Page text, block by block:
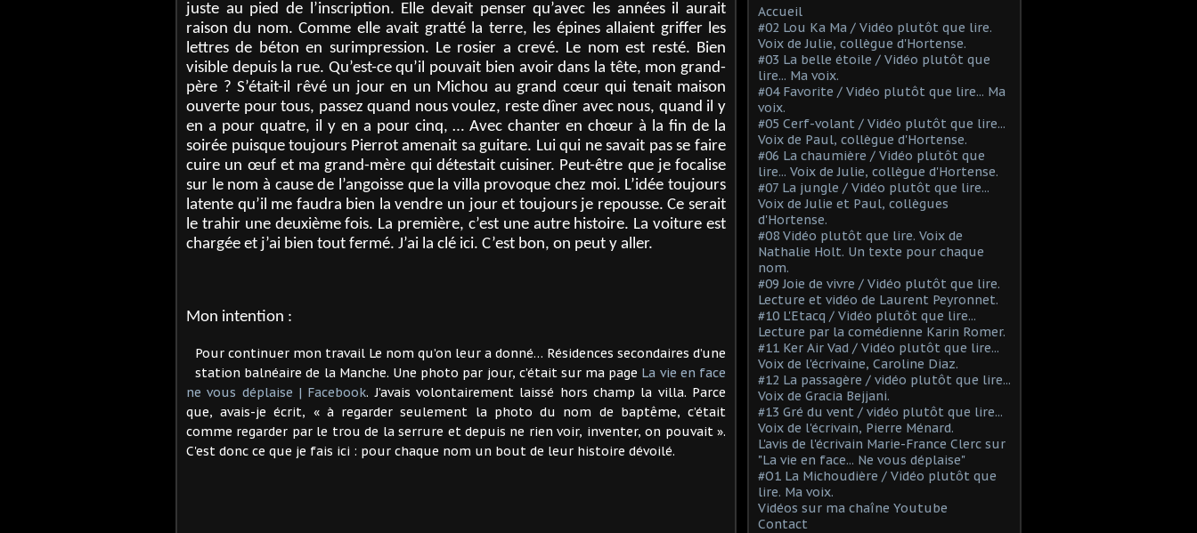
juste au pied de l’inscription. Elle devait penser qu’avec les années il aurait
raison du nom. Comme elle avait gratté la terre, les épines allaient griffer les
lettres de béton en surimpression. Le rosier a crevé. Le nom est resté. Bien
visible depuis la rue. Qu’est-ce qu’il pouvait bien avoir dans la tête, mon grand-
père ? S’était-il rêvé un jour en un Michou au grand cœur qui tenait maison
ouverte pour tous, passez quand nous voulez, reste dîner avec nous, quand il y
en a pour quatre, il y en a pour cinq, … Avec chanter en chœur à la fin de la
soirée puisque toujours Pierrot amenait sa guitare. Lui qui ne savait pas se faire
cuire un œuf et ma grand-mère qui détestait cuisiner. Peut-être que je focalise
sur le nom à cause de l’angoisse que la villa provoque chez moi. L’idée toujours
latente qu’il me faudra bien la vendre un jour et toujours je repousse. Ce serait
le trahir une deuxième fois. La première, c’est une autre histoire. La voiture est
chargée et j’ai bien tout fermé. J’ai la clé ici. C’est bon, on peut y aller.
Mon intention :
Pour continuer mon travail Le nom qu’on leur a donné… Résidences secondaires d’une
station balnéaire de la Manche. Une photo par jour, c’était sur ma page La vie en face
ne vous déplaise | Facebook. J’avais volontairement laissé hors champ la villa. Parce
que, avais-je écrit, « à regarder seulement la photo du nom de baptême, c’était
comme regarder par le trou de la serrure et depuis ne rien voir, inventer, on pouvait ».
C'est donc ce que je fais ici : pour chaque nom un bout de leur histoire dévoilé.
Accueil
#02 Lou Ka Ma / Vidéo plutôt que lire.
Voix de Julie, collègue d'Hortense.
#03 La belle étoile / Vidéo plutôt que
lire... Ma voix.
#04 Favorite / Vidéo plutôt que lire... Ma
voix.
#05 Cerf-volant / Vidéo plutôt que lire...
Voix de Paul, collègue d'Hortense.
#06 La chaumière / Vidéo plutôt que
lire... Voix de Julie, collègue d'Hortense.
#07 La jungle / Vidéo plutôt que lire...
Voix de Julie et Paul, collègues
d'Hortense.
#08 Vidéo plutôt que lire. Voix de
Nathalie Holt. Un texte pour chaque
nom.
#09 Joie de vivre / Vidéo plutôt que lire.
Lecture et vidéo de Laurent Peyronnet.
#10 L'Etacq / Vidéo plutôt que lire...
Lecture par la comédienne Karin Romer.
#11 Ker Air Vad / Vidéo plutôt que lire...
Voix de l'écrivaine, Caroline Diaz.
#12 La passagère / vidéo plutôt que lire...
Voix de Gracia Bejjani.
#13 Gré du vent / vidéo plutôt que lire...
Voix de l'écrivain, Pierre Ménard.
L'avis de l'écrivain Marie-France Clerc sur
"La vie en face... Ne vous déplaise"
#O1 La Michoudière / Vidéo plutôt que
lire. Ma voix.
Vidéos sur ma chaîne Youtube
Contact